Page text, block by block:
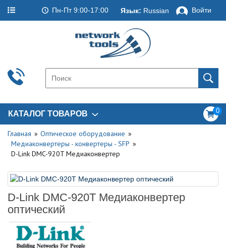
Пн-Пт 9:00-17:00 Язык: Russian Войти
КАТАЛОГ ТОВАРОВ 0
Главная
Оптическое оборудование
Медиаконвертеры - конвертеры - SFP
D-Link DMC-920T Медиаконвертер
D-Link DMC-920T Медиаконвертер
оптический